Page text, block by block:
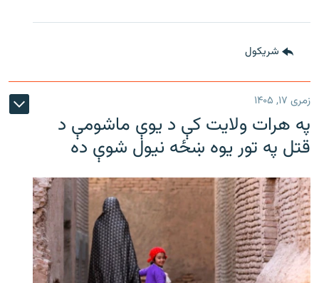
شريکول
زمری ۱۷, ۱۴۰۵
په هرات ولایت کې د یوې ماشومې د
قتل په تور یوه ښځه نیول شوې ده